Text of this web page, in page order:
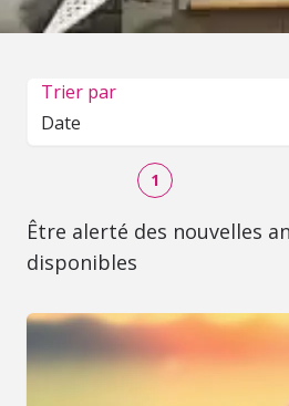
Trier par
Date
1
Être alerté des nouvelles
disponibles